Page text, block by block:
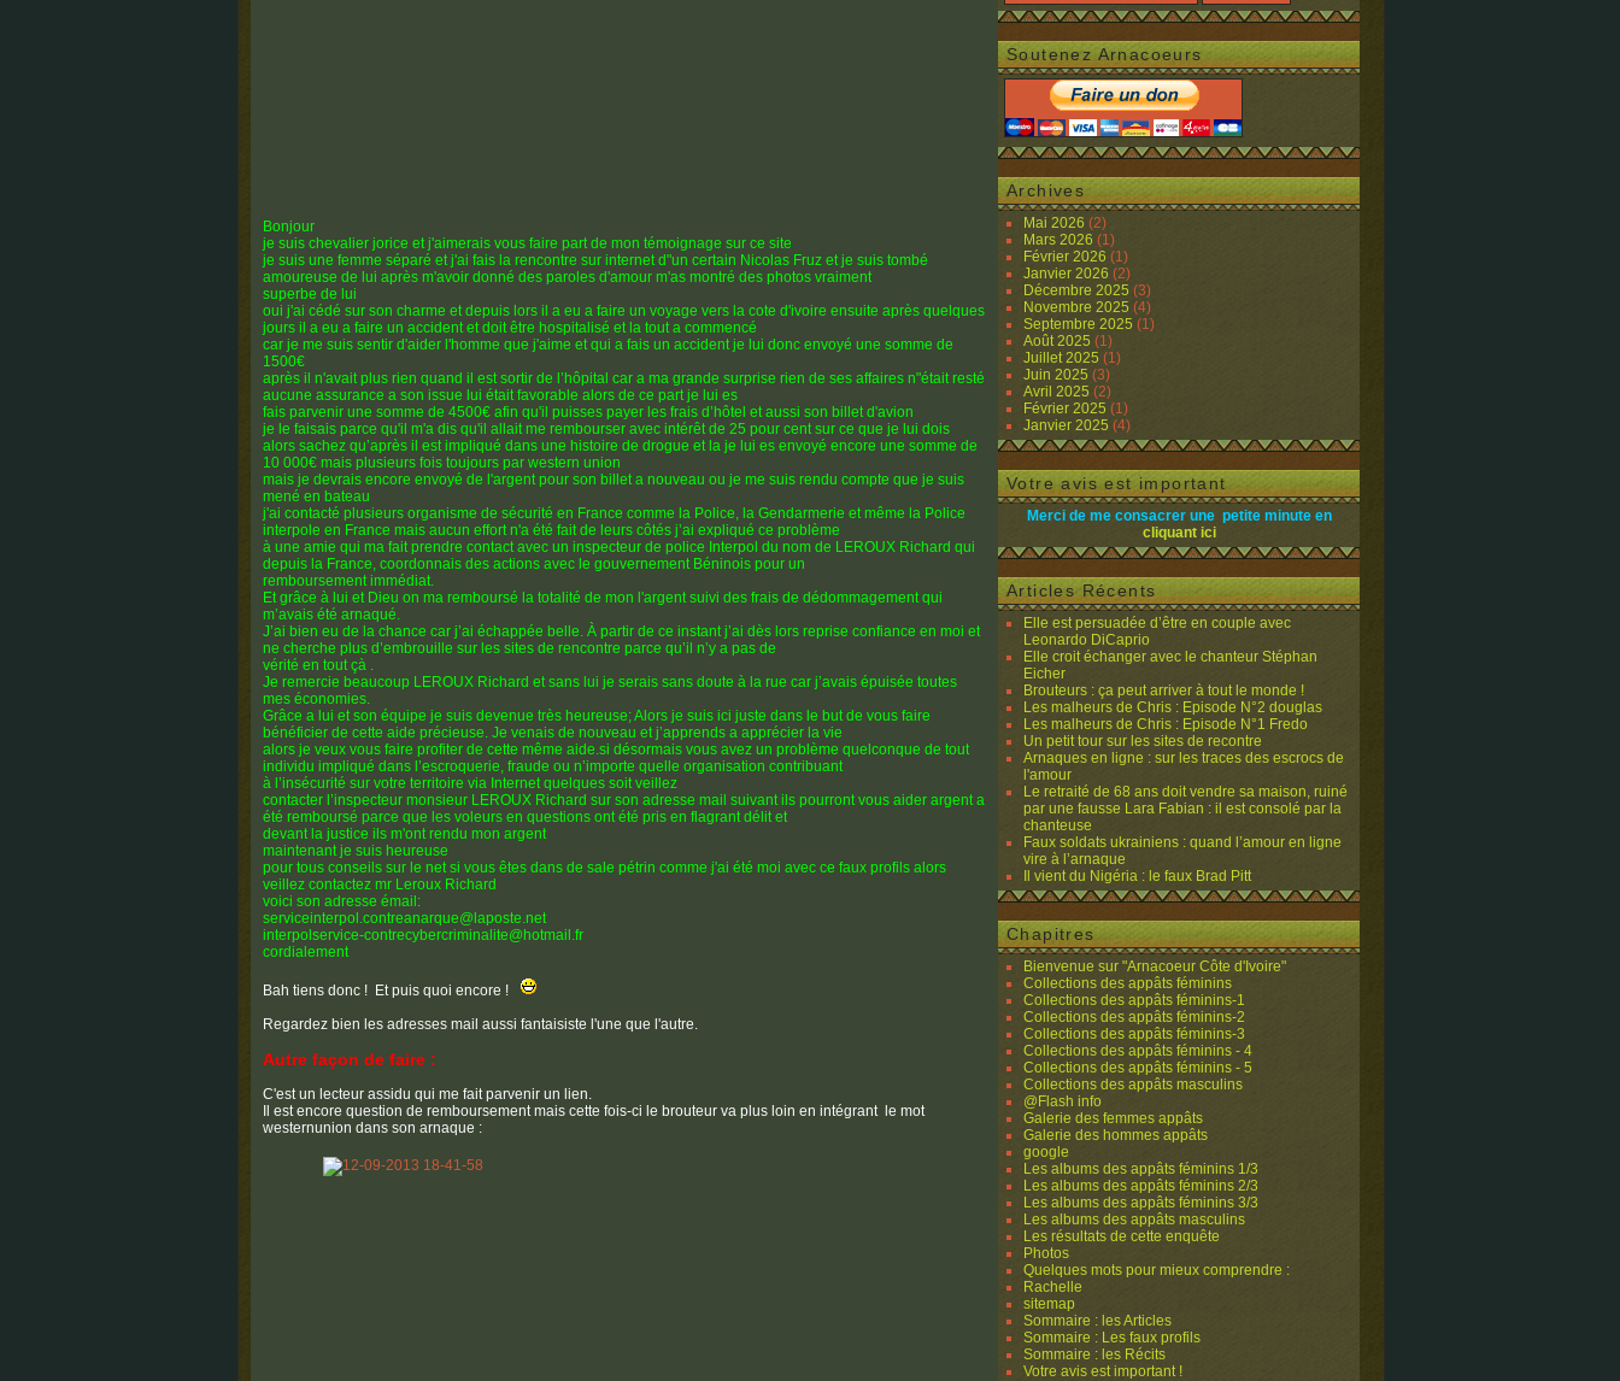
Bonjour
je suis chevalier jorice et j'aimerais vous faire part de mon témoignage sur ce site
je suis une femme séparé et j'ai fais la rencontre sur internet d"un certain Nicolas Fruz et je suis tombé
amoureuse de lui après m'avoir donné des paroles d'amour m'as montré des photos vraiment
superbe de lui
oui j'ai cédé sur son charme et depuis lors il a eu a faire un voyage vers la cote d'ivoire ensuite après quelques
jours il a eu a faire un accident et doit être hospitalisé et la tout a commencé
car je me suis sentir d'aider l'homme que j'aime et qui a fais un accident je lui donc envoyé une somme de
1500€
après il n'avait plus rien quand il est sortir de l’hôpital car a ma grande surprise rien de ses affaires n"était resté
aucune assurance a son issue lui était favorable alors de ce part je lui es
fais parvenir une somme de 4500€ afin qu'il puisses payer les frais d’hôtel et aussi son billet d'avion
je le faisais parce qu'il m'a dis qu'il allait me rembourser avec intérêt de 25 pour cent sur ce que je lui dois
alors sachez qu’après il est impliqué dans une histoire de drogue et la je lui es envoyé encore une somme de
10 000€ mais plusieurs fois toujours par western union
mais je devrais encore envoyé de l'argent pour son billet a nouveau ou je me suis rendu compte que je suis
mené en bateau
j'ai contacté plusieurs organisme de sécurité en France comme la Police, la Gendarmerie et même la Police
interpole en France mais aucun effort n'a été fait de leurs côtés j’ai expliqué ce problème
à une amie qui ma fait prendre contact avec un inspecteur de police Interpol du nom de LEROUX Richard qui
depuis la France, coordonnais des actions avec le gouvernement Béninois pour un
remboursement immédiat.
Et grâce à lui et Dieu on ma remboursé la totalité de mon l'argent suivi des frais de dédommagement qui
m’avais été arnaqué.
J’ai bien eu de la chance car j’ai échappée belle. À partir de ce instant j’ai dès lors reprise confiance en moi et
ne cherche plus d’embrouille sur les sites de rencontre parce qu’il n’y a pas de
vérité en tout çà .
Je remercie beaucoup LEROUX Richard et sans lui je serais sans doute à la rue car j’avais épuisée toutes
mes économies.
Grâce a lui et son équipe je suis devenue très heureuse; Alors je suis ici juste dans le but de vous faire
bénéficier de cette aide précieuse. Je venais de nouveau et j’apprends a apprécier la vie
alors je veux vous faire profiter de cette même aide.si désormais vous avez un problème quelconque de tout
individu impliqué dans l’escroquerie, fraude ou n’importe quelle organisation contribuant
à l’insécurité sur votre territoire via Internet quelques soit veillez
contacter l’inspecteur monsieur LEROUX Richard sur son adresse mail suivant ils pourront vous aider argent a
été remboursé parce que les voleurs en questions ont été pris en flagrant délit et
devant la justice ils m'ont rendu mon argent
maintenant je suis heureuse
pour tous conseils sur le net si vous êtes dans de sale pétrin comme j'ai été moi avec ce faux profils alors
veillez contactez mr Leroux Richard
voici son adresse émail:
serviceinterpol.contreanarque@laposte.net
interpolservice-contrecybercriminalite@hotmail.fr
cordialement
Bah tiens donc ! Et puis quoi encore !
Regardez bien les adresses mail aussi fantaisiste l'une que l'autre.
Autre façon de faire :
C'est un lecteur assidu qui me fait parvenir un lien.
Il est encore question de remboursement mais cette fois-ci le brouteur va plus loin en intégrant le mot
westernunion dans son arnaque :
Soutenez Arnacoeurs
Archives
Mai 2026 (2)
Mars 2026 (1)
Février 2026 (1)
Janvier 2026 (2)
Décembre 2025 (3)
Novembre 2025 (4)
Septembre 2025 (1)
Août 2025 (1)
Juillet 2025 (1)
Juin 2025 (3)
Avril 2025 (2)
Février 2025 (1)
Janvier 2025 (4)
Votre avis est important
Merci de me consacrer une petite minute en
cliquant ici
Articles Récents
Elle est persuadée d’être en couple avec
Leonardo DiCaprio
Elle croit échanger avec le chanteur Stéphan
Eicher
Brouteurs : ça peut arriver à tout le monde !
Les malheurs de Chris : Episode N°2 douglas
Les malheurs de Chris : Episode N°1 Fredo
Un petit tour sur les sites de recontre
Arnaques en ligne : sur les traces des escrocs de
l'amour
Le retraité de 68 ans doit vendre sa maison, ruiné
par une fausse Lara Fabian : il est consolé par la
chanteuse
Faux soldats ukrainiens : quand l’amour en ligne
vire à l’arnaque
Il vient du Nigéria : le faux Brad Pitt
Chapitres
Bienvenue sur "Arnacoeur Côte d'Ivoire"
Collections des appâts féminins
Collections des appâts féminins-1
Collections des appâts féminins-2
Collections des appâts féminins-3
Collections des appâts féminins - 4
Collections des appâts féminins - 5
Collections des appâts masculins
@Flash info
Galerie des femmes appâts
Galerie des hommes appâts
google
Les albums des appâts féminins 1/3
Les albums des appâts féminins 2/3
Les albums des appâts féminins 3/3
Les albums des appâts masculins
Les résultats de cette enquête
Photos
Quelques mots pour mieux comprendre :
Rachelle
sitemap
Sommaire : les Articles
Sommaire : Les faux profils
Sommaire : les Récits
Votre avis est important !